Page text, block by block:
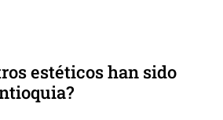
estéticos han sido